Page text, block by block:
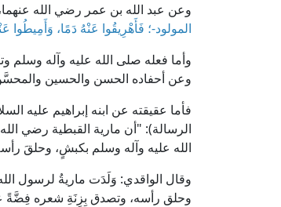
وعن عبد الله بن عمر رضي الله
المولود-؛ فَأَهْرِيقُوا عَنْهُ دَمًا، وَأَمِيطُوا
وأما فعله صلى الله عليه وآله وسلم
وعن أحفاده الحسن والحسين
الرسالة): "أن مارية القبطية رضي
الله عليه وآله وسلم بكبشٍ، وحلقَ
وقال الواقدي: وَلَدَت ماريةُ لرسول